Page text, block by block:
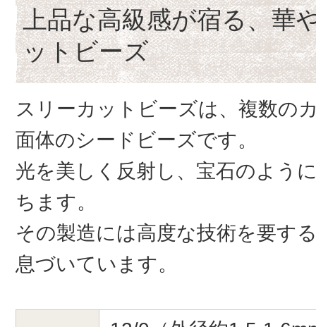
上品な高級感が宿る、華
ットビーズ
スリーカットビーズは、複数の
面体のシードビーズです。
光を美しく反射し、宝石のよう
ちます。
その製造には高度な技術を要す
息づいています。